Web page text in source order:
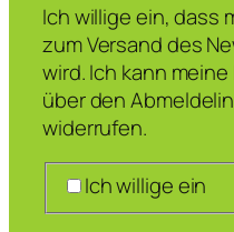
Ich willige ein, dass
zum Versand des
wird. Ich kann
über den
widerrufen.
Ich willige ein